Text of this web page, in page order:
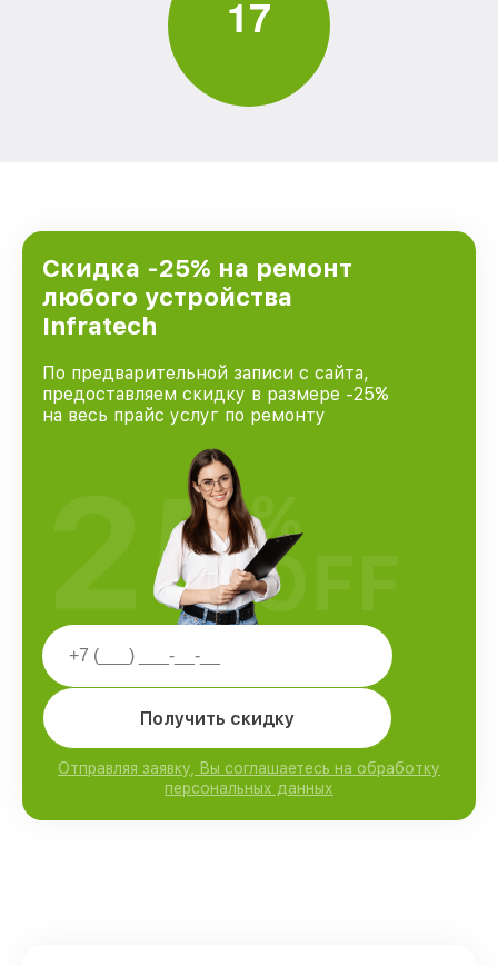
17
Скидка -25% на ремонт
любого устройства
Infratech
По предварительной записи с сайта,
предоставляем скидку в размере -25%
на весь прайс услуг по ремонту
Получить скидку
Отправляя заявку, Вы соглашаетесь на обработку
персональных данных
25%
OFF